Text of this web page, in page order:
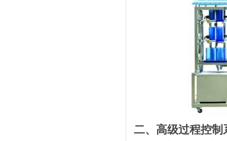
二、高级过程控